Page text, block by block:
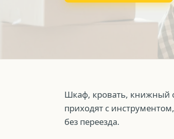
Шкаф, кровать, книжный
приходят с
без переезда.